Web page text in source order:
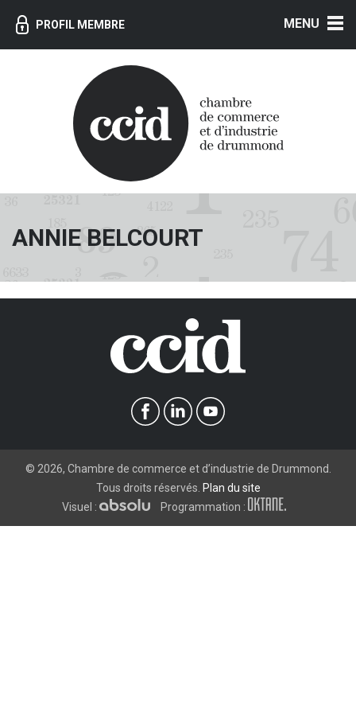
PROFIL MEMBRE
ANNIE BELCOURT
© 2026, Chambre de commerce et d’industrie de Drummond.
Tous droits réservés. Plan du site
Visuel :
Programmation :
MENU